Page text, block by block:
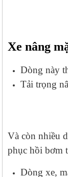
Xe nâng
Dòng này
Tải trọng
Và còn nhiều
phục hồi bơm
Dòng xe,